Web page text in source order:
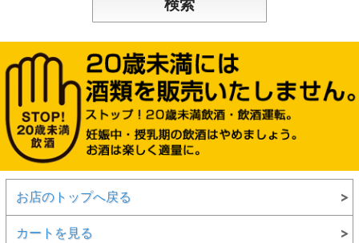
お店のトップへ戻る
カートを見る